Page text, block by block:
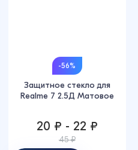
-56%
Защитное стекло для
Realme 7 2.5Д Матовое
20 ₽ - 22 ₽
45 ₽